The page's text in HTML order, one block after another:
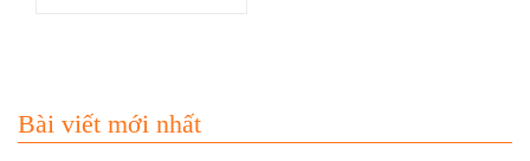
Bài viết mới nhất